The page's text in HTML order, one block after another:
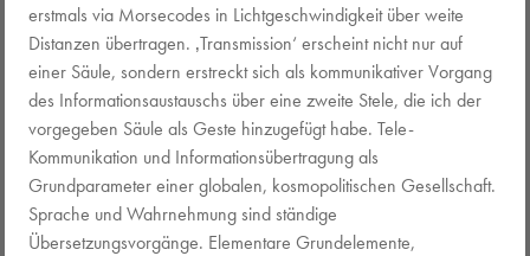
erstmals via Morsecodes in Lichtgeschwindigkeit über weite
Distanzen übertragen. ‚Transmission‘ erscheint nicht nur auf
einer Säule, sondern erstreckt sich als kommunikativer Vorgang
des Informationsaustauschs über eine zweite Stele, die ich der
vorgegeben Säule als Geste hinzugefügt habe. Tele-
Kommunikation und Informationsübertragung als
Grundparameter einer globalen, kosmopolitischen Gesellschaft.
Sprache und Wahrnehmung sind ständige
Übersetzungsvorgänge. Elementare Grundelemente,